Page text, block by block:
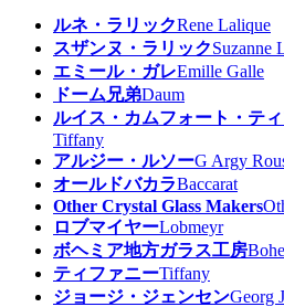
ルネ・ラリックRene Lalique
スザンヌ・ラリックSuzanne
エミール・ガレEmille Galle
ドーム兄弟Daum
ルイス・カムフォート・テ
Tiffany
アルジー・ルソーG Argy
オールドバカラBaccarat
Other Crystal Glass Makers
ロブマイヤーLobmeyr
ボヘミア地方ガラス工房
ティファニーTiffany
ジョージ・ジェンセンGeorg